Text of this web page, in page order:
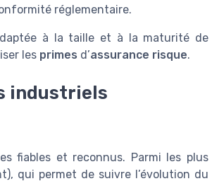
réglementaire.
à la taille et à la maturité de
les primes d’assurance risque.
industriels
fiables et reconnus. Parmi les plus
qui permet de suivre l’évolution du